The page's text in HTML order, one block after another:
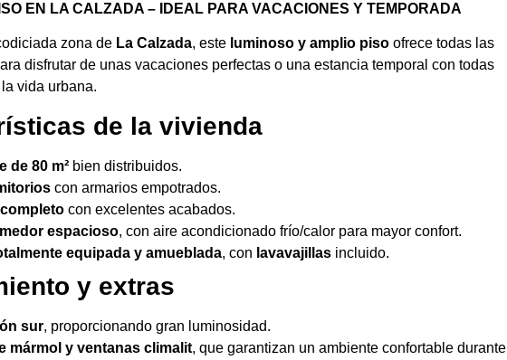
EN LA CALZADA – IDEAL PARA VACACIONES Y TEMPORADA
zona de La Calzada, este luminoso y amplio piso ofrece todas las
disfrutar de unas vacaciones perfectas o una estancia temporal con todas
vida urbana.
de la vivienda
de 80 m² bien distribuidos.
con armarios empotrados.
con excelentes acabados.
espacioso, con aire acondicionado frío/calor para mayor confort.
equipada y amueblada, con lavavajillas incluido.
y extras
sur, proporcionando gran luminosidad.
mármol y ventanas climalit, que garantizan un ambiente confortable durante